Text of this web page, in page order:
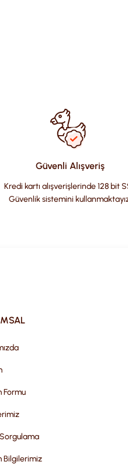
Güvenli Alışveriş
Kredi kartı alışverişlerinde 128 bit
Güvenlik sistemini
Formu
Bilgilerimiz